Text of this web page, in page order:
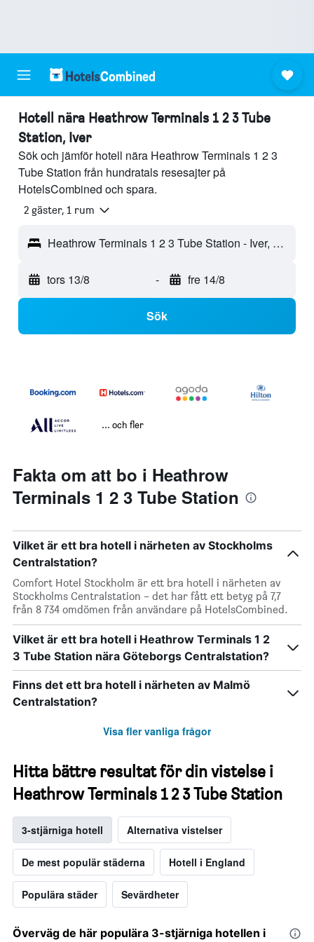
Hotell nära Heathrow Terminals 1 2 3 Tube
Station, Iver
Sök och jämför hotell nära Heathrow Terminals 1 2 3
Tube Station från hundratals resesajter på
HotelsCombined och spara.
2 gäster, 1 rum
Heathrow Terminals 1 2 3 Tube Station - Iver, England, Storbritannien
tors 13/8 - fre 14/8
Sök
... och fler
Fakta om att bo i Heathrow
Terminals 1 2 3 Tube Station
Vilket är ett bra hotell i närheten av Stockholms
Centralstation?
Comfort Hotel Stockholm är ett bra hotell i närheten av
Stockholms Centralstation – det har fått ett betyg på 7,7
från 8 734 omdömen från användare på HotelsCombined.
Vilket är ett bra hotell i Heathrow Terminals 1 2
3 Tube Station nära Göteborgs Centralstation?
Finns det ett bra hotell i närheten av Malmö
Centralstation?
Visa fler vanliga frågor
Hitta bättre resultat för din vistelse i
Heathrow Terminals 1 2 3 Tube Station
3-stjärniga hotell Alternativa vistelser
De mest populär städerna Hotell i England
Populära städer Sevärdheter
Överväg de här populära 3-stjärniga hotellen i